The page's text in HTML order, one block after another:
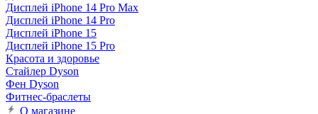
Дисплей iPhone 14 Pro Max
Дисплей iPhone 14 Pro
Дисплей iPhone 15
Дисплей iPhone 15 Pro
Красота и здоровье
Стайлер Dyson
Фен Dyson
Фитнес-браслеты
О магазине